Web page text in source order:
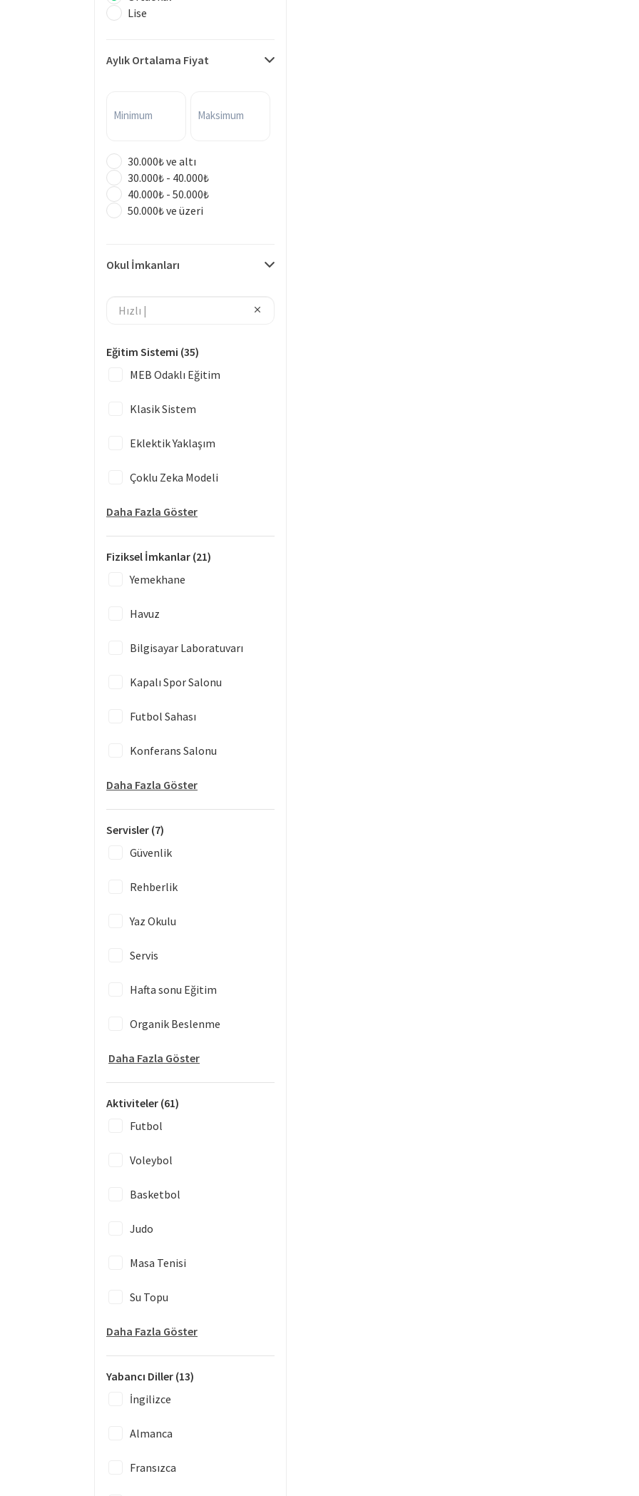
Lise
Aylık Ortalama Fiyat
Minimum Maksimum
30.000₺ ve altı
30.000₺ - 40.000₺
40.000₺ - 50.000₺
50.000₺ ve üzeri
Okul İmkanları
Eğitim Sistemi (35)
MEB Odaklı Eğitim
Klasik Sistem
Eklektik Yaklaşım
Çoklu Zeka Modeli
Daha Fazla Göster
Fiziksel İmkanlar (21)
Yemekhane
Havuz
Bilgisayar Laboratuvarı
Kapalı Spor Salonu
Futbol Sahası
Konferans Salonu
Daha Fazla Göster
Servisler (7)
Güvenlik
Rehberlik
Yaz Okulu
Servis
Hafta sonu Eğitim
Organik Beslenme
Daha Fazla Göster
Aktiviteler (61)
Futbol
Voleybol
Basketbol
Judo
Masa Tenisi
Su Topu
Daha Fazla Göster
Yabancı Diller (13)
İngilizce
Almanca
Fransızca